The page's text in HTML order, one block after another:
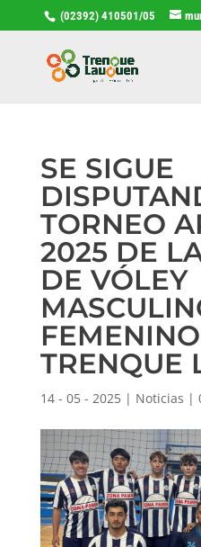
(02392) 410501/05
SE SIGUE
TORNEO
2025 DE
DE VÓLEY
TRENQUE
14 - 05 - 2025| Noticias |